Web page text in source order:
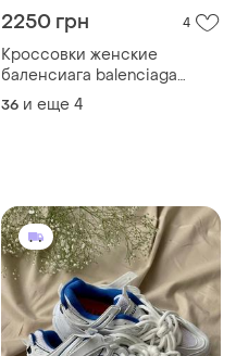
2250 грн 4
Кроссовки женские
баленсиага balenciaga
speed trainer black logo
36 и еще 4